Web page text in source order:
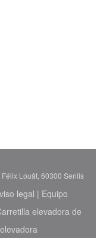
Louât, 60300 Senlis
legal | Equipo
elevadora de